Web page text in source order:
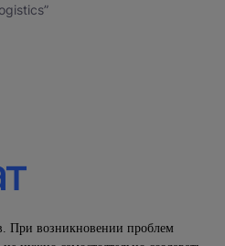
При возникновении проблем